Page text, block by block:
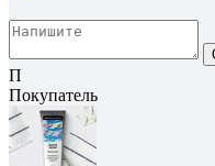
П
Покупатель